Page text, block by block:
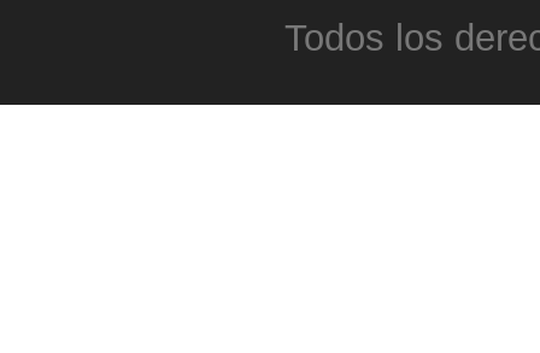
Todos los